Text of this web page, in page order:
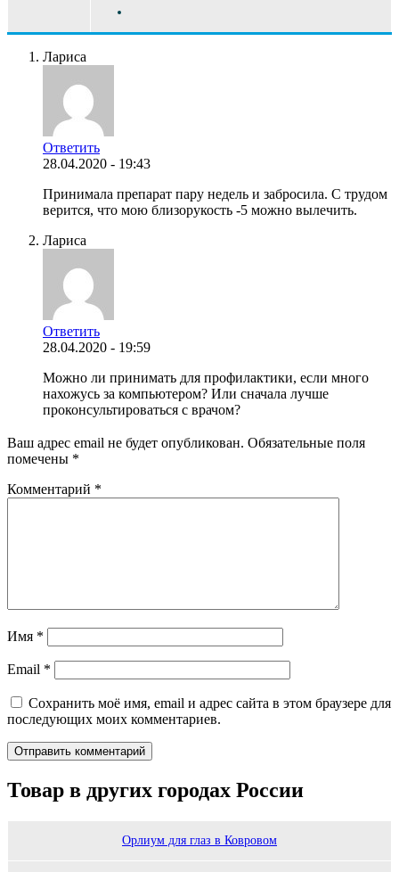
Лариса
Ответить
28.04.2020 - 19:43
Принимала препарат пару недель и забросила. С трудом
верится, что мою близорукость -5 можно вылечить.
Лариса
Ответить
28.04.2020 - 19:59
Можно ли принимать для профилактики, если много
нахожусь за компьютером? Или сначала лучше
проконсультироваться с врачом?
Ваш адрес email не будет опубликован. Обязательные поля
помечены *
Комментарий *
Имя *
Email *
Сохранить моё имя, email и адрес сайта в этом браузере для
последующих моих комментариев.
Товар в других городах России
Орлиум для глаз в Ковровом